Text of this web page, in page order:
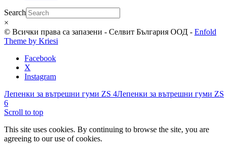
Search
×
© Всички права са запазени - Селвит България ООД - Enfold
Theme by Kriesi
Facebook
X
Instagram
Лепенки за вътрешни гуми ZS 4Лепенки за вътрешни гуми ZS
6
Scroll to top
This site uses cookies. By continuing to browse the site, you are
agreeing to our use of cookies.